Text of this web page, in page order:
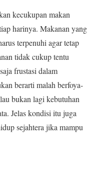
kecukupan makan
harinya. Makanan yang
terpenuhi agar tetap
tidak cukup tentu
frustasi dalam
berarti malah berfoya-
bukan lagi kebutuhan
Jelas kondisi itu juga
sejahtera jika mampu